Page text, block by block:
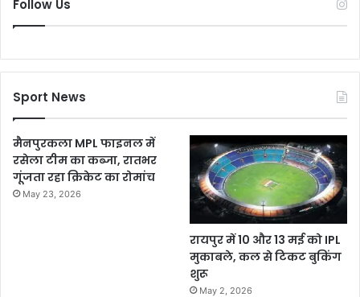
Follow Us
Sport News
मैनपुरकला MPL फाइनल में
रसेला टीम का कब्जा, रातभर
गूंजता रहा क्रिकेट का रोमांच
May 23, 2026
रायपुर में 10 और 13 मई को IPL
मुकाबले, कल से टिकट बुकिंग
शुरू
May 2, 2026